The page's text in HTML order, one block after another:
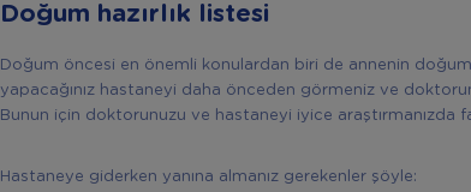
Doğum hazırlık listesi
Doğum öncesi en önemli konulardan biri de annenin
yapacağınız hastaneyi daha önceden görmeniz ve
Bunun için doktorunuzu ve hastaneyi iyice araştırmanızda
Hastaneye giderken yanına almanız gerekenler şöyle: